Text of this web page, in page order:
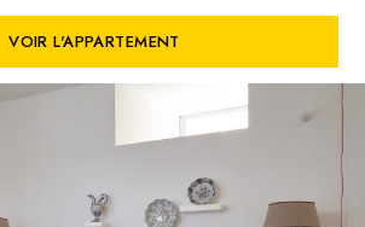
VOIR L'APPARTEMENT